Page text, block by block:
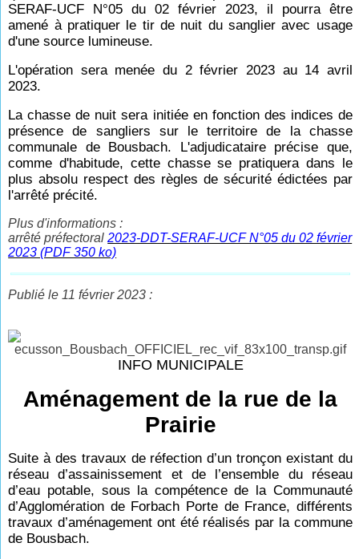
SERAF-UCF N°05 du 02 février 2023, il pourra être
amené à pratiquer le tir de nuit du sanglier avec usage
d'une source lumineuse.
L'opération sera menée du 2 février 2023 au 14 avril
2023.
La chasse de nuit sera initiée en fonction des indices de
présence de sangliers sur le territoire de la chasse
communale de Bousbach. L'adjudicataire précise que,
comme d'habitude, cette chasse se pratiquera dans le
plus absolu respect des règles de sécurité édictées par
l'arrêté précité.
Plus d'informations :
arrêté préfectoral2023-DDT-SERAF-UCF N°05 du 02 février
2023 (PDF 350 ko)
Publié le 11 février 2023 :
INFO MUNICIPALE
Aménagement de la rue de la
Prairie
Suite à des travaux de réfection d’un tronçon existant du
réseau d’assainissement et de l’ensemble du réseau
d’eau potable, sous la compétence de la Communauté
d’Agglomération de Forbach Porte de France, différents
travaux d’aménagement ont été réalisés par la commune
de Bousbach.